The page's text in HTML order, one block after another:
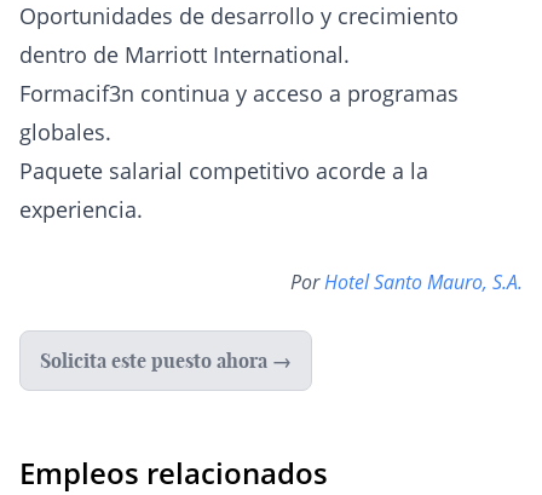
Oportunidades de desarrollo y crecimiento
dentro de Marriott International.
Formacif3n continua y acceso a programas
globales.
Paquete salarial competitivo acorde a la
experiencia.
PorHotel Santo Mauro, S.A.
Solicita este puesto ahora →
Empleos relacionados